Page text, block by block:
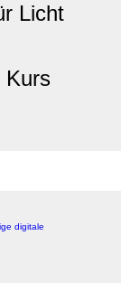
Licht
Kurs
digitale